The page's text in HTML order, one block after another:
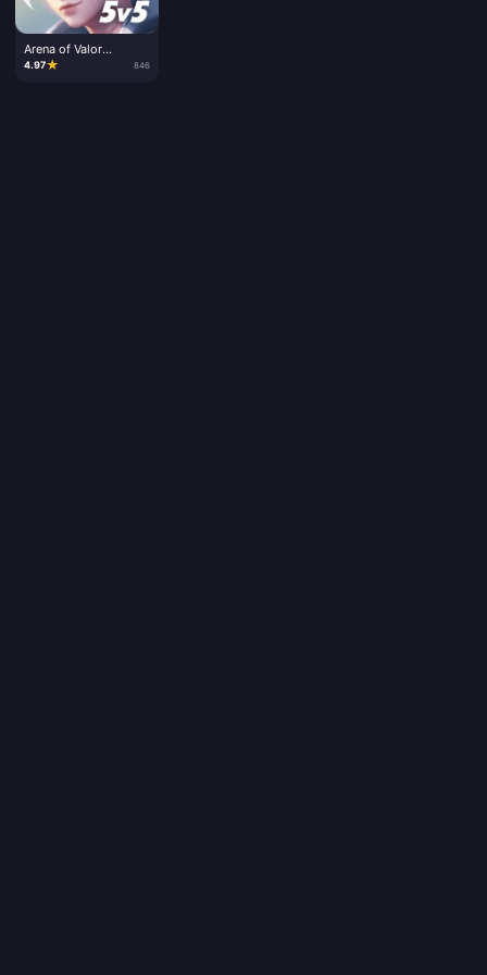
Arena of Valor
Vouchers
4.97★ 846